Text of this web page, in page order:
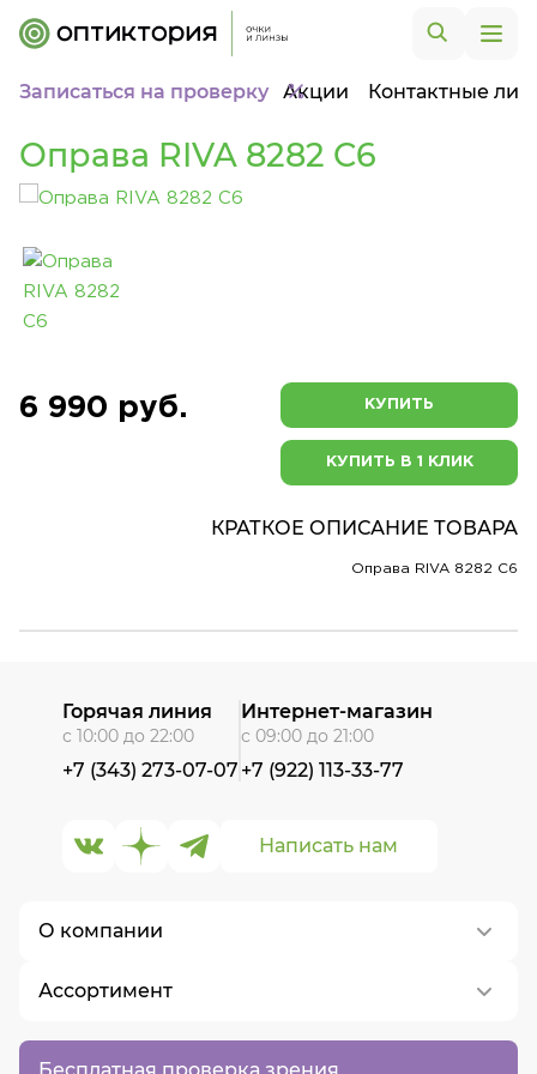
Записаться на проверку Акции Контактные
Оправа RIVA 8282 C6
6 990 руб. КУПИТЬ
КУПИТЬ В 1 КЛИК
КРАТКОЕ ОПИСАНИЕ ТОВАРА
Оправа RIVA 8282 C6
Бесплатная проверка зрения
О компании
О нас
Контакты
Ассортимент
Написать нам
Горячая линия
с 10:00 до 22:00
+7 (343) 273-07-07
Интернет-магазин
с 09:00 до 21:00
+7 (922) 113-33-77